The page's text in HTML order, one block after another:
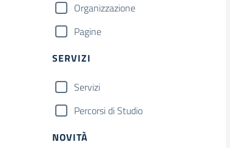
Organizzazione
Pagine
SERVIZI
Servizi
Percorsi di Studio
NOVITÀ